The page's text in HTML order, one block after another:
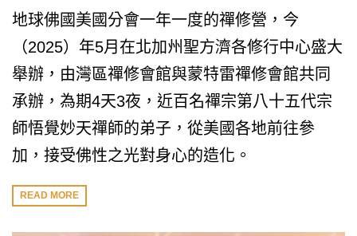
地球佛國美國分會一年一度的禪修營，今
（2025）年5月在北加州聖方濟各修行中心盛大
舉辦，由灣區禪修會館與蒙特雷禪修會館共同
承辦，為期4天3夜，近百名禪宗第八十五代宗
師悟覺妙天禪師的弟子，從美國各地前往參
加，接受佛性之光對身心的造化。
READ MORE